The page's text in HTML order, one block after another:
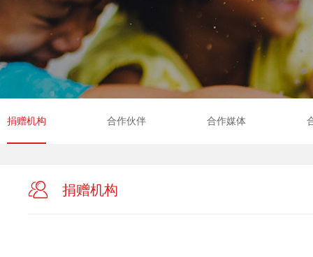
捐赠机构 合作伙伴 合作媒体
捐赠机构